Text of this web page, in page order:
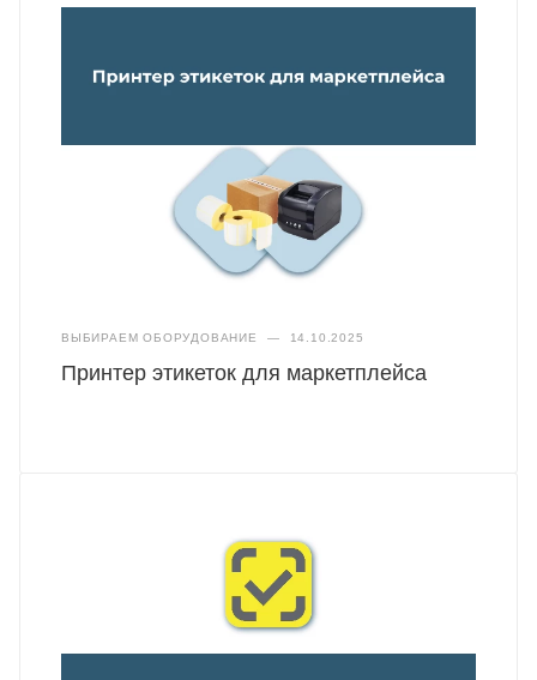
ВЫБИРАЕМ ОБОРУДОВАНИЕ — 14.10.2025
Принтер этикеток для маркетплейса